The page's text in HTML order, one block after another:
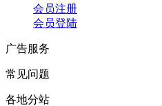
会员注册
会员登陆
广告服务
常见问题
各地分站